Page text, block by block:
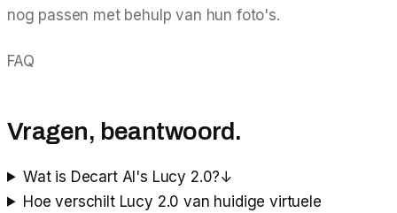
nog passen met behulp van hun foto's.
FAQ
Vragen, beantwoord.
Wat is Decart AI's Lucy 2.0?↓
Hoe verschilt Lucy 2.0 van huidige virtuele